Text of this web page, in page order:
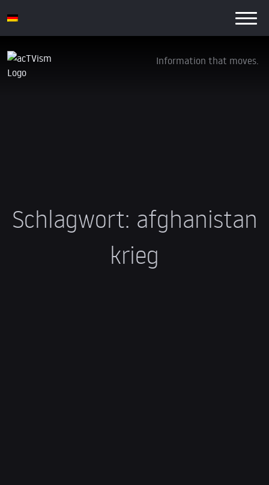
Information that moves.
Schlagwort: afghanistan
krieg